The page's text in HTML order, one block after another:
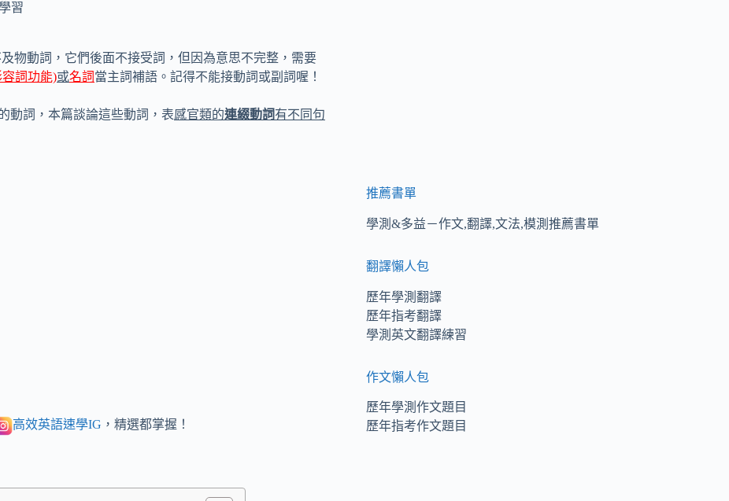
習
物動詞，它們後面不接受詞，但因為意思不完整，需要
詞功能)或名詞 當主詞補語。記得不能接動詞或副詞喔！
動詞，本篇談論這些動詞，表感官類的連綴動詞有不同句
高效英語速學IG ，精選都掌握！
推薦書單
學測&多益－作文,翻譯,文法,模測推薦書單
翻譯懶人包
歷年學測翻譯
歷年指考翻譯
學測英文翻譯練習
作文懶人包
歷年學測作文題目
歷年指考作文題目